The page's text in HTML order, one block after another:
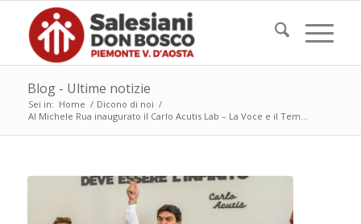
Blog - Ultime notizie
Sei in: Home / Dicono di noi /
Al Michele Rua inaugurato il Carlo Acutis Lab – La Voce e il Tem...